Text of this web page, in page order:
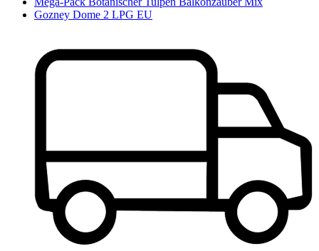
Gozney Dome 2 LPG EU